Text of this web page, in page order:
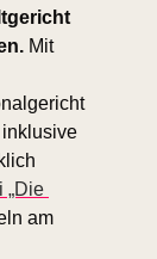
Mit
„Die
am